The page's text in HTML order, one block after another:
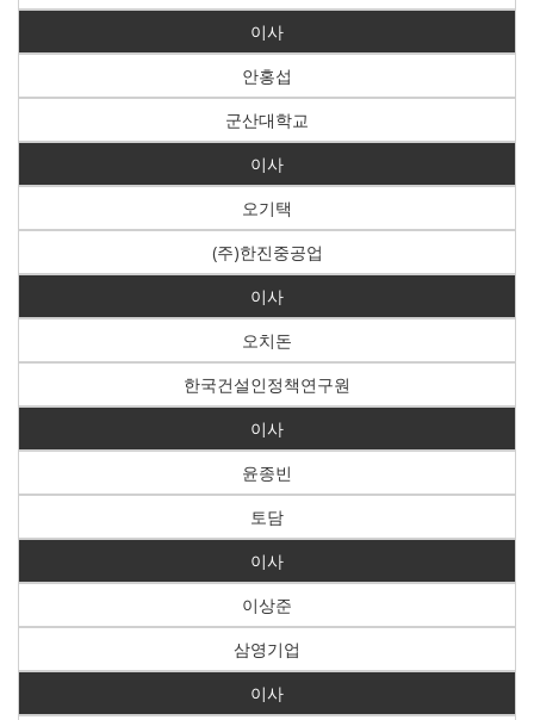
이사
안홍섭
군산대학교
이사
오기택
(주)한진중공업
이사
오치돈
한국건설인정책연구원
이사
윤종빈
토담
이사
이상준
삼영기업
이사